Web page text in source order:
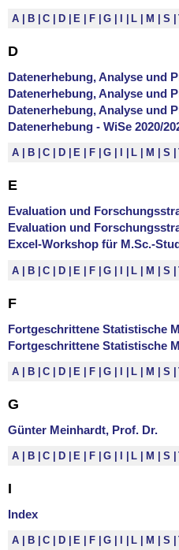
A B C D E F G L M S
D
Datenerhebung, Analyse und
Datenerhebung, Analyse und
Datenerhebung, Analyse und
Datenerhebung - WiSe 2020/
A B C D E F G L M S
E
Evaluation und
Evaluation und
Excel-Workshop für M.Sc.-
A B C D E F G I L M S
F
Fortgeschrittene Statistische
Fortgeschrittene Statistische
A B C D E F G L M S
G
Günter Meinhardt, Prof. Dr.
A B C D E F G L M S
I
Index
A B C D E F G L M S